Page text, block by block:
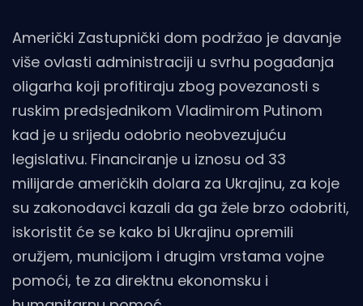
Američki Zastupnički dom podržao je davanje
više ovlasti administraciji u svrhu pogađanja
oligarha koji profitiraju zbog povezanosti s
ruskim predsjednikom Vladimirom Putinom
kad je u srijedu odobrio neobvezujuću
legislativu. Financiranje u iznosu od 33
milijarde američkih dolara za Ukrajinu, za koje
su zakonodavci kazali da ga žele brzo odobriti,
iskoristit će se kako bi Ukrajinu opremili
oružjem, municijom i drugim vrstama vojne
pomoći, te za direktnu ekonomsku i